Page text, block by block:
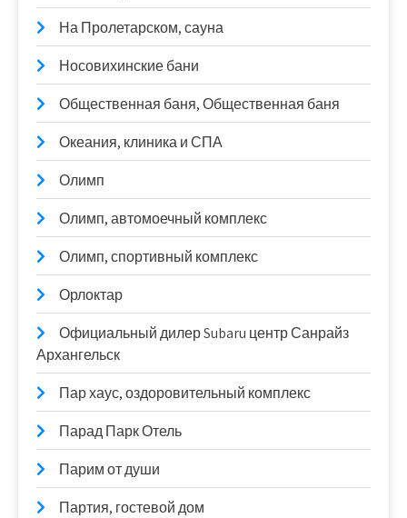
На Пролетарском, сауна
Носовихинские бани
Общественная баня, Общественная баня
Океания, клиника и СПА
Олимп
Олимп, автомоечный комплекс
Олимп, спортивный комплекс
Орлоктар
Официальный дилер Subaru центр Санрайз
Архангельск
Пар хаус, оздоровительный комплекс
Парад Парк Отель
Парим от души
Партия, гостевой дом